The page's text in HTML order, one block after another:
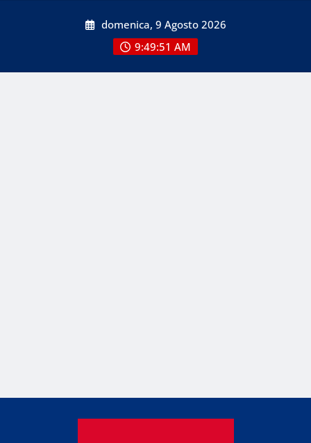
domenica, 9 Agosto 2026
9:49:51 AM